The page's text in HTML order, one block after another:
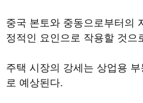
중국 본토와 중동으로부터의
정적인 요인으로 작용할 것으
주택 시장의 강세는 상업용
로 예상된다.